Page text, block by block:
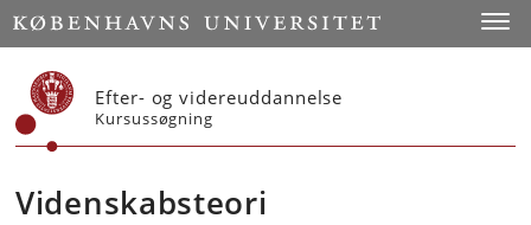
Start
Efter- og videreuddannelse
Kursussøgning
Videnskabsteori